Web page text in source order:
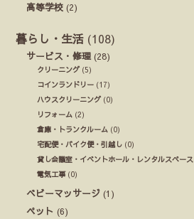
高等学校 (2)
暮らし・生活 (108)
サービス・修理 (28)
クリーニング(5)
コインランドリー (17)
ハウスクリーニング(0)
リフォーム (2)
倉庫・トランクルーム (0)
宅配便・バイク便・引越し (0)
貸し会議室・イベントホール・レンタルスペース
電気工事(0)
ベビーマッサージ (1)
ペット (6)